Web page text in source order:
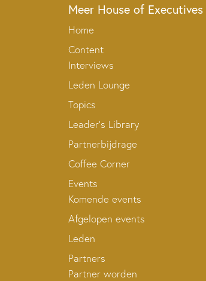
Meer House of Executives
Home
Content
Interviews
Leden Lounge
Topics
Leader’s Library
Partnerbijdrage
Coffee Corner
Events
Komende events
Afgelopen events
Leden
Partners
Partner worden